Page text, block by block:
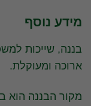
מידע נוסף
ארוכה ומעוקלת.
מקור הבננה הוא